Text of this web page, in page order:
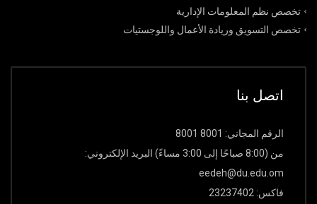
تخصص نظم المعلومات الإدارية
تخصص التسويق وريادة الأعمال واللوجستيات
اتصل بنا
الرقم المجاني: 8001 8001
من (8:00 صباحًا إلى 3:00 مساءً) البريد الإلكتروني:
eedeh@du.edu.om
فاكس: 23237402